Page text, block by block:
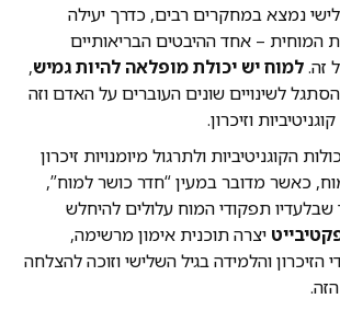
נמצא במחקרים רבים, כדרך יעילה
המוחית – אחד ההיבטים הבריאותיים
זה.למוח יש יכולת מופלאה להיות גמיש,
לשינויים שונים העוברים על האדם וזה
וזיכרון.
הקוגניטיביות ולתרגול מיומנויות זיכרון
מוח, כאשר מדובר במעין “חדר כושר למוח”,
תפקודי המוח עלולים להיחלש
יצרה תוכנית אימון מרשימה,
והלמידה בגיל השלישי וזוכה להצלחה